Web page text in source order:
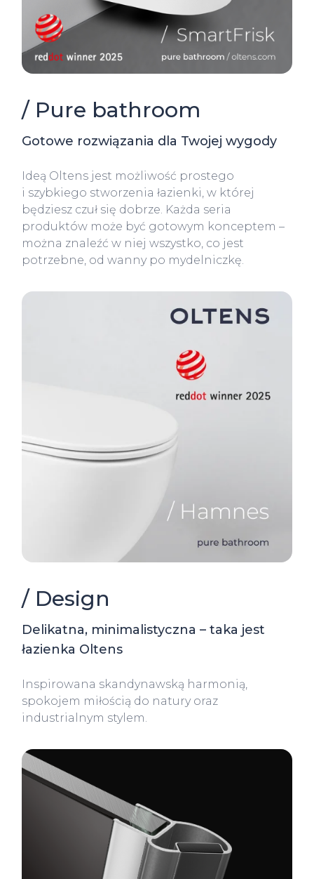
/ Pure bathroom
Gotowe rozwiązania dla Twojej wygody
Ideą Oltens jest możliwość prostego
i szybkiego stworzenia łazienki, w której
będziesz czuł się dobrze. Każda seria
produktów może być gotowym konceptem –
można znaleźć w niej wszystko, co jest
potrzebne, od wanny po mydelniczkę.
/ Design
Delikatna, minimalistyczna – taka jest
łazienka Oltens
Inspirowana skandynawską harmonią,
spokojem miłością do natury oraz
industrialnym stylem.